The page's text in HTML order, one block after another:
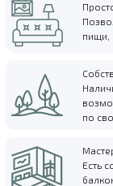
пищи,
по
Есть